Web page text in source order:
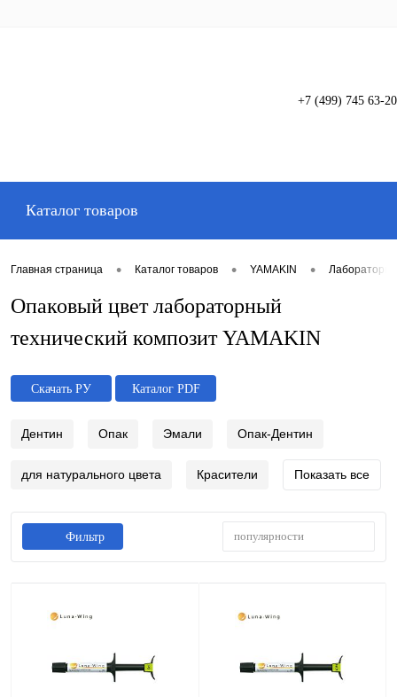
+7 (499) 745 63-20
Каталог товаров
Главная страница • Каталог товаров • YAMAKIN •
Опаковый цвет лабораторный
технический композит YAMAKIN
Скачать РУ Каталог PDF
Дентин Опак Эмали Опак-Дентин
для натурального цвета Красители Показать все
Фильтр популярности